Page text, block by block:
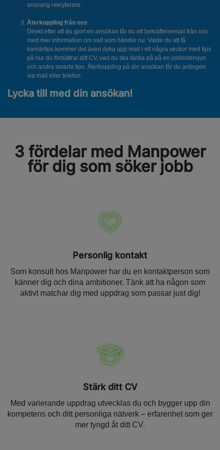
ansvarig rekryterare.
Återkoppling från oss
Direkt efter att du gjort en ansökan får du ett bekräftelsemail från oss
med mer information om vad som händer nu. Valde du att få
karriärtips kommer det även dyka upp mail i ett några veckor med tips
på hur du förbättrar ditt CV, vad du ska tänka på på en jobbintervjun
och andra smarta tips. Återkoppling på din ansökan får du antingen
via mail eller telefon.
Lycka till med din ansökan!
3 fördelar med Manpower
för dig som söker jobb
Personlig kontakt
Som konsult hos Manpower har du en kontaktperson som
känner dig och dina ambitioner. Tänk att ha någon som
aktivt matchar dig med uppdrag som passar just dig!
Stärk ditt CV
Med varierande uppdrag utvecklas du och bygger upp din
kompetens och ditt personliga nätverk – erfarenhet som ger
mer tyngd åt ditt CV.